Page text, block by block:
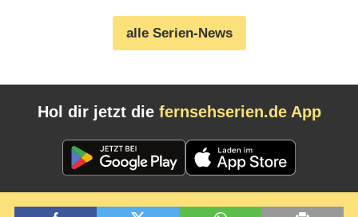
alle Serien-News
Hol dir jetzt die fernsehserien.de App